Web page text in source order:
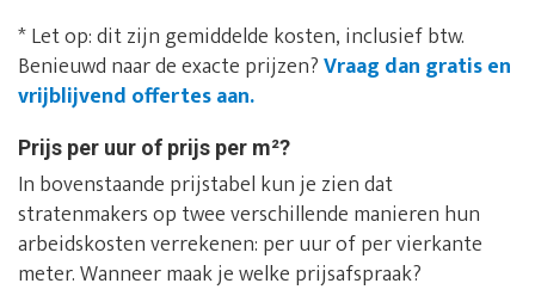
* Let op: dit zijn gemiddelde kosten, inclusief btw.
Benieuwd naar de exacte prijzen?Vraag dan gratis en
vrijblijvend offertes aan.
Prijs per uur of prijs per m²?
In bovenstaande prijstabel kun je zien dat
stratenmakers op twee verschillende manieren hun
arbeidskosten verrekenen: per uur of per vierkante
meter. Wanneer maak je welke prijsafspraak?